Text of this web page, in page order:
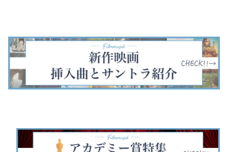
「ワイスピ」シリ
ーズのスピンオフ
作品です。『ワイ
ローマ、リオデジ
ャネイロ、ポルト
ガルなどが舞台と
なっています。
『ワイスピ』シリ
ーズの…
ーズ9作目です。
ロンドンや東京な
ど世界各地を舞台
とし、『ワイル
ド・スピード
EUR…
リーズ8作目で
す。キューバ
バナやNY、ロ
アが舞台とな
います。…
映画を探す